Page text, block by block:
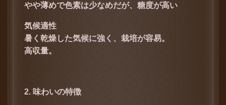
やや薄めで色素は少なめだが、糖度が高い
気候適性
暑く乾燥した気候に強く、栽培が容易。
高収量。
2. 味わいの特徴